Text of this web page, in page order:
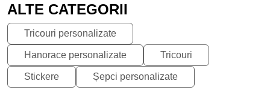
ALTE CATEGORII
Tricouri personalizate
Hanorace personalizate Tricouri
Stickere Șepci personalizate